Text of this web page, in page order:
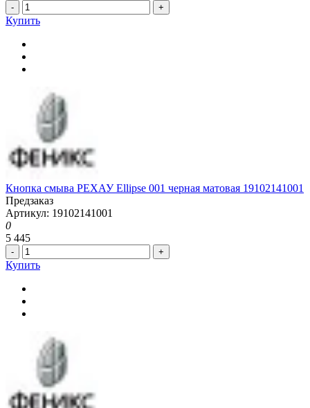
- +
Купить
Кнопка смыва РЕХАУ Ellipse 001 черная матовая 19102141001
Предзаказ
Артикул: 19102141001
0
5 445
- +
Купить